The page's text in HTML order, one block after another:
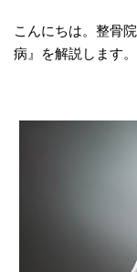
こんにちは。整骨
病』を解説します